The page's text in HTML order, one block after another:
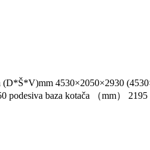
4530×2050×2930
baza kotača （mm）